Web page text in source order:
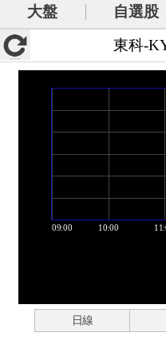
大盤 自選股
東科-
日線